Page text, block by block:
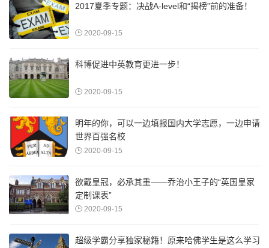
2017夏季专题：决战A-level和“揭榜”前的准备！
2020-09-15
科博促进中英教育更进一步！
2020-09-15
明年的你，可以一边填报国内大学志愿，一边申请
世界百强名校
2020-09-15
欲戴皇冠，必承其重——乔治小王子的“英国皇家
定制课表”
2020-09-15
超级学霸分享独家秘籍！原来哈佛学生是这么学习